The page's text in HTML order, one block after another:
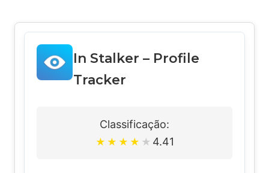
In Stalker – Profile
Tracker
Classificação:
★ ★ ★ ★ ★ 4.41